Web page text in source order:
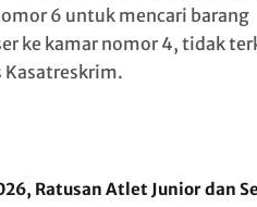
6 untuk mencari barang
ke kamar nomor 4, tidak
Kasatreskrim.
Ratusan Atlet Junior dan